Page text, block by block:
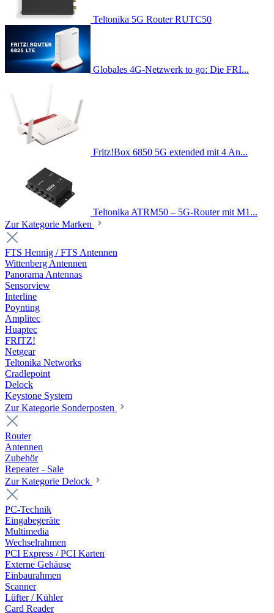
Teltonika 5G Router RUTC50
Globales 4G-Netzwerk to go: Die FRI...
Fritz!Box 6850 5G extended mit 4 An...
Teltonika ATRM50 – 5G-Router mit M1...
Zur Kategorie Marken
FTS Hennig / FTS Antennen
Wittenberg Antennen
Panorama Antennas
Sensorview
Interline
Poynting
Amplitec
Huaptec
FRITZ!
Netgear
Teltonika Networks
Cradlepoint
Delock
Keystone System
Zur Kategorie Sonderposten
Router
Antennen
Zubehör
Repeater - Sale
Zur Kategorie Delock
PC-Technik
Eingabegeräte
Multimedia
Wechselrahmen
PCI Express / PCI Karten
Externe Gehäuse
Einbaurahmen
Scanner
Lüfter / Kühler
Card Reader